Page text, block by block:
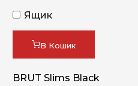
Ящик
В Кошик
BRUT Slims Black